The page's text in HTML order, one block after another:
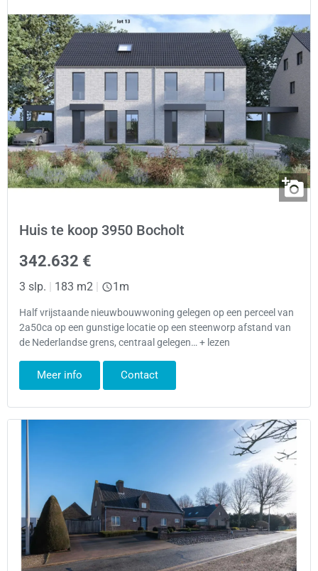
Huis te koop 3950 Bocholt
342.632 €
3 slp. | 183 m2 | 1m
Half vrijstaande nieuwbouwwoning gelegen op een perceel van
2a50ca op een gunstige locatie op een steenworp afstand van
de Nederlandse grens, centraal gelegen… + lezen
Meer info Contact